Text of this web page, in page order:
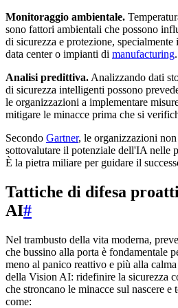
Monitoraggio ambientale.
sono fattori ambientali che possono
di sicurezza e protezione,
data center o impianti di manufacturing.
Analisi predittiva. Analizzando dati
di sicurezza intelligenti possono
le organizzazioni a implementare
mitigare le minacce prima che si
Secondo Gartner, le organizzazioni
sottovalutare il potenziale dell'IA nelle
È la pietra miliare per guidare il
Tattiche di difesa
AI#
Nel trambusto della vita moderna,
che bussino alla porta è fondamentale
meno al panico reattivo e più alla
della Vision AI: ridefinire la sicurezza
che stroncano le minacce sul nascere
come: